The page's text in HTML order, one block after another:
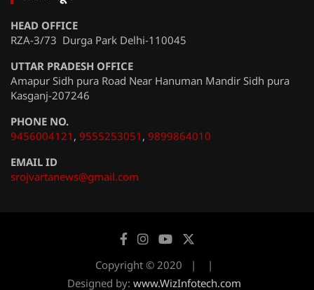
HEAD OFFICE
RZA-3/73 Durga Park Delhi-110045
UTTAR PRADESH OFFICE
Amapur Sidh pura Road Near Hanuman Mandir Sidh pura
Kasganj-207246
PHONE NO.
9456004121 , 9555253051 , 9899864010
EMAIL ID
srojvartanews@gmail.com
Copyright © 2020
Designed by: www.WizInfotech.com